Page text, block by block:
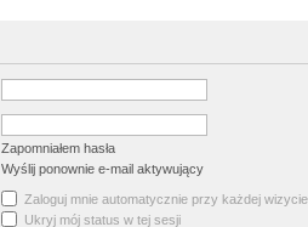
Zapomniałem hasła
Wyślij ponownie e-mail aktywujący
Zaloguj mnie automatycznie przy każdej wizycie
Ukryj mój status w tej sesji